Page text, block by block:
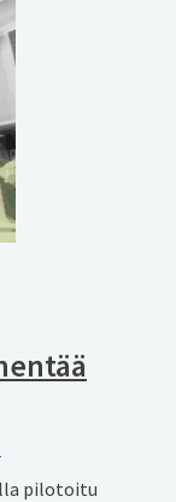
pilotoitu